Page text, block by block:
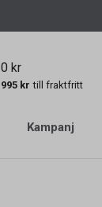
0 kr
995 kr till fraktfritt
Kampanj